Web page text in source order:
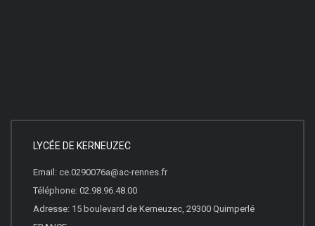
LYCÉE DE KERNEUZEC
Email: ce.0290076a@ac-rennes.fr
Téléphone: 02.98.96.48.00
Adresse: 15 boulevard de Kerneuzec, 29300 Quimperlé